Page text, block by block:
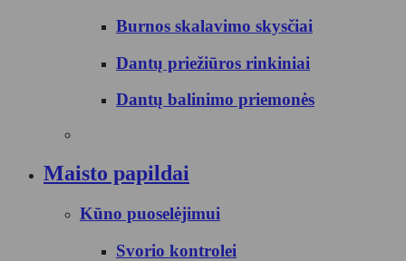
Burnos skalavimo skysčiai
Dantų priežiūros rinkiniai
Dantų balinimo priemonės
Maisto papildai
Kūno puoselėjimui
Svorio kontrolei